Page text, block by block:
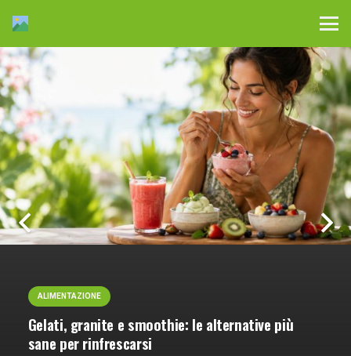
ALIMENTAZIONE
Gelati, granite e smoothie: le alternative più
sane per rinfrescarsi